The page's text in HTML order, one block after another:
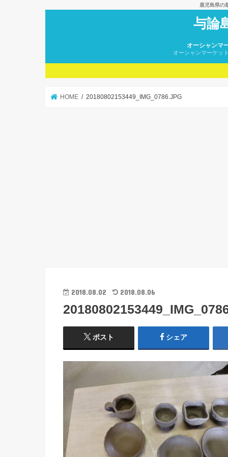
鹿児島県の
与論
オーシャンマ
オーシャンマーケッ
HOME 20180802153449_IMG_0786.JPG
2018.08.02 2018.08.06
ポスト シェア